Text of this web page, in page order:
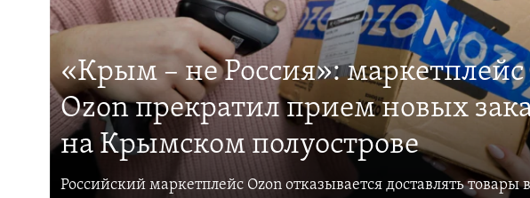
«Крым – не Россия»: маркетплейс
Ozon прекратил прием новых
на Крымском полуострове
Российский маркетплейс Ozon отказывается доставлять товары в